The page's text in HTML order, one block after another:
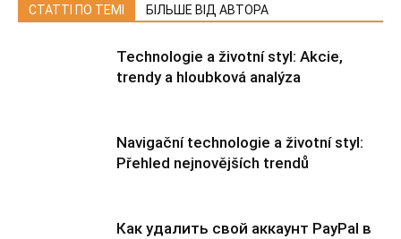
СТАТТІ ПО ТЕМІ БІЛЬШЕ ВІД АВТОРА
Technologie a životní styl: Akcie,
trendy a hloubková analýza
Navigační technologie a životní styl:
Přehled nejnovějších trendů
Как удалить свой аккаунт PayPal в